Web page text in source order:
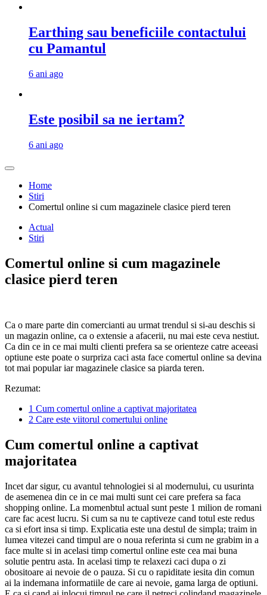
Earthing sau beneficiile contactului
cu Pamantul
6 ani ago
Este posibil sa ne iertam?
6 ani ago
Home
Stiri
Comertul online si cum magazinele clasice pierd teren
Actual
Stiri
Comertul online si cum magazinele
clasice pierd teren
Ca o mare parte din comercianti au urmat trendul si si-au deschis si
un magazin online, ca o extensie a afacerii, nu mai este ceva nestiut.
Ca din ce in ce mai multi clienti prefera sa se orienteze catre aceeasi
optiune este poate o surpriza caci asta face comertul online sa devina
tot mai popular iar magazinele clasice sa piarda teren.
Rezumat:
1 Cum comertul online a captivat majoritatea
2 Care este viitorul comertului online
Cum comertul online a captivat
majoritatea
Incet dar sigur, cu avantul tehnologiei si al modernului, cu usurinta
de asemenea din ce in ce mai multi sunt cei care prefera sa faca
shopping online. La momenbtul actual sunt peste 1 milion de romani
care fac acest lucru. Si cum sa nu te captiveze cand totul este redus
ca si efort insa si timp. Explicatia este una destul de simpla; traim in
lumea vitezei cand timpul are o noua referinta si cum ne grabim in a
face multe si in acelasi timp comertul online este cea mai buna
solutie pentru asta. In acelasi timp te relaxezi caci dupa o zi
obositoare ai nevoie de o pauza. Si cu o rapiditate iesita din comun
ai la indemana informatiile de care ai nevoie, gama larga de optiuni.